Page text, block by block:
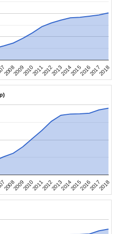
20082009201020112012201320142015201620172018
20082009201020112012201320142015201620172018